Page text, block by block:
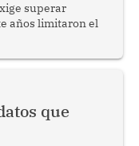
superar
años limitaron el
que